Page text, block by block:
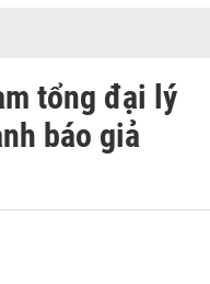
tổng đại lý
báo giả